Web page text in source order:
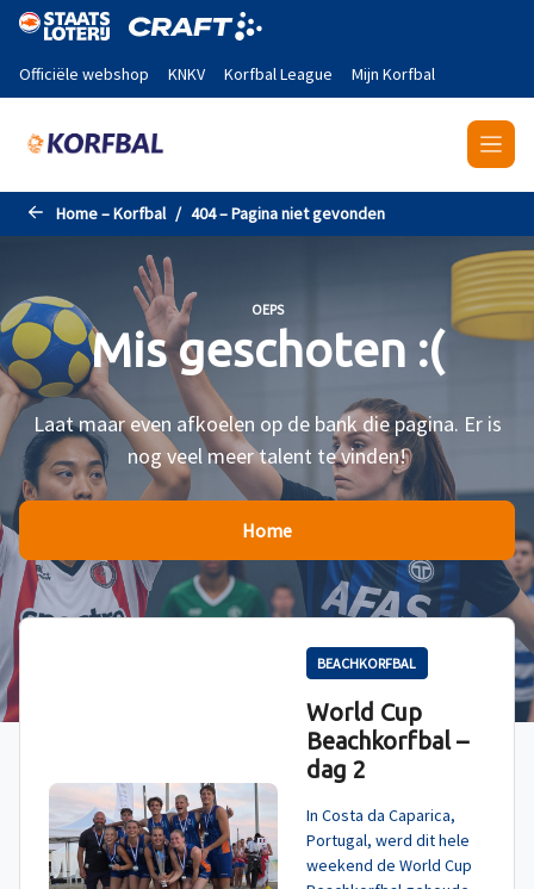
Naar de hoofdinhoud gaan
Officiële webshop KNKV Korfbal League Mijn Korfbal
Home – Korfbal 404 – Pagina niet gevonden
OEPS
Mis geschoten :(
Laat maar even afkoelen op de bank die pagina. Er is
nog veel meer talent te vinden!
Home
BEACHKORFBAL
World Cup
Beachkorfbal –
dag 2
In Costa da Caparica,
Portugal, werd dit hele
weekend de World Cup